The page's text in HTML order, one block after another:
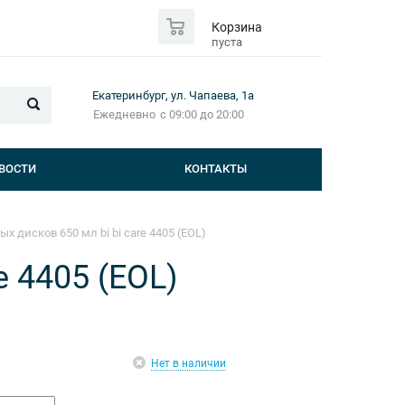
Корзина
пуста
Екатеринбург, ул. Чапаева, 1а
Ежедневно с 09:00 до 20:00
КОНТАКТЫ
дисков 650 мл bi bi care 4405 (EOL)
(EOL)
Нет в наличии